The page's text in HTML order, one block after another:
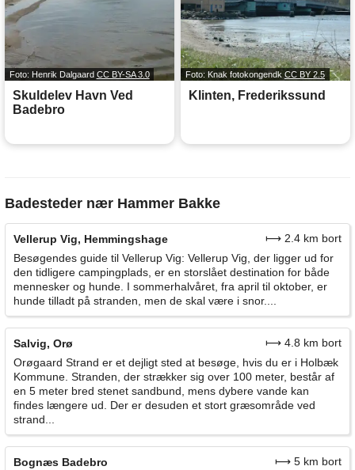
Foto: Henrik Dalgaard CC BY-SA 3.0
Skuldelev Havn Ved
Badebro
Foto: Knak fotokongendk CC BY 2.5
Klinten, Frederikssund
Badesteder nær Hammer Bakke
Vellerup Vig, Hemmingshage
⟼ 2.4 km bort
Besøgendes guide til Vellerup Vig: Vellerup Vig, der ligger ud for
den tidligere campingplads, er en storslået destination for både
mennesker og hunde. I sommerhalvåret, fra april til oktober, er
hunde tilladt på stranden, men de skal være i snor....
Salvig, Orø
⟼ 4.8 km bort
Orøgaard Strand er et dejligt sted at besøge, hvis du er i Holbæk
Kommune. Stranden, der strækker sig over 100 meter, består af
en 5 meter bred stenet sandbund, mens dybere vande kan
findes længere ud. Der er desuden et stort græsområde ved
strand...
Bognæs Badebro
⟼ 5 km bort